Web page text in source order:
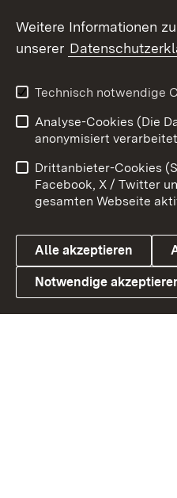
X / Twitter
Youtube
Link zum Landesportal
Impressum
Barrierefreiheit
Cookies
Weitere Informationen
unserer
Technisch notwendige
Analyse-Cookies (Die
anonymisiert
Drittanbieter-Cookies
Facebook, X / Twitter
gesamten Webseite
Alle akzeptieren
Notwendige